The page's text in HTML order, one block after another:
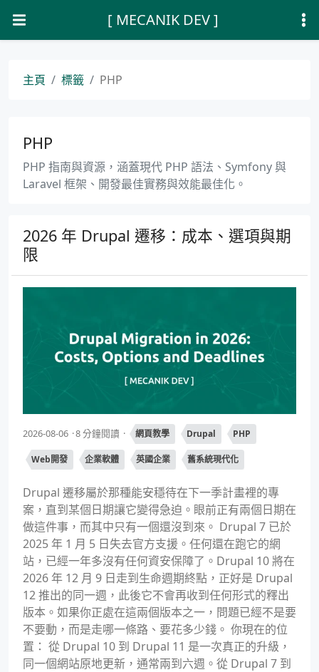
[ MECANIK DEV ]
主頁 標籤 PHP
PHP
PHP 指南與資源，涵蓋現代 PHP 語法、Symfony 與
Laravel 框架、開發最佳實務與效能最佳化。
2026 年 Drupal 遷移：成本、選項與期
限
2026-08-06 8 分鐘閱讀 網頁教學 Drupal PHP
Web開發 企業軟體 英國企業 舊系統現代化
Drupal 遷移屬於那種能安穩待在下一季計畫裡的專
案，直到某個日期讓它變得急迫。眼前正有兩個日期在
做這件事，而其中只有一個還沒到來。 Drupal 7 已於
2025 年 1 月 5 日失去官方支援。任何還在跑它的網
站，已經一年多沒有任何資安保障了。Drupal 10 將在
2026 年 12 月 9 日走到生命週期終點，正好是 Drupal
12 推出的同一週，此後它不會再收到任何形式的釋出
版本。如果你正處在這兩個版本之一，問題已經不是要
不要動，而是走哪一條路、要花多少錢。 你現在的位
置： 從 Drupal 10 到 Drupal 11 是一次真正的升級，
同一個網站原地更新，通常兩到六週。從 Drupal 7 到